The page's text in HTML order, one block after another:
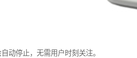
动停止，无需用户时刻关注。